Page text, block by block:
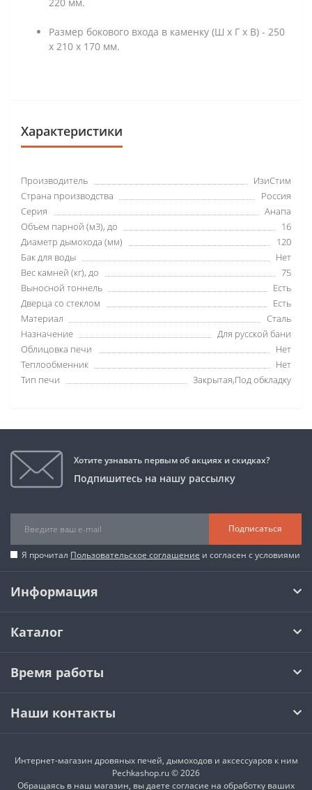
Размер бокового входа в каменку (Ш х Г х В) - 250
х 210 х 170 мм.
Характеристики
Производитель
ИзиСтим
Страна производства
Россия
Серия
Анапа
Объем парной (м3), до
16
Диаметр дымохода (мм)
120
Бак для воды
Нет
Вес камней (кг), до
75
Выносной тоннель
Есть
Дверца со стеклом
Есть
Материал
Сталь
Назначение
Для русской бани
Облицовка печи
Нет
Теплообменник
Нет
Тип печи
Закрытая,Под обкладку
Хотите узнавать первым об акциях и скидках?
Подпишитесь на нашу рассылку
Подписаться
Я прочитал Пользовательское соглашение и согласен с условиями
Информация
Каталог
Время работы
Наши контакты
Интернет-магазин дровяных печей, дымоходов и аксессуаров к ним
Pechkashop.ru © 2026
Обращаясь в наш магазин, вы даете согласие на обработку ваших